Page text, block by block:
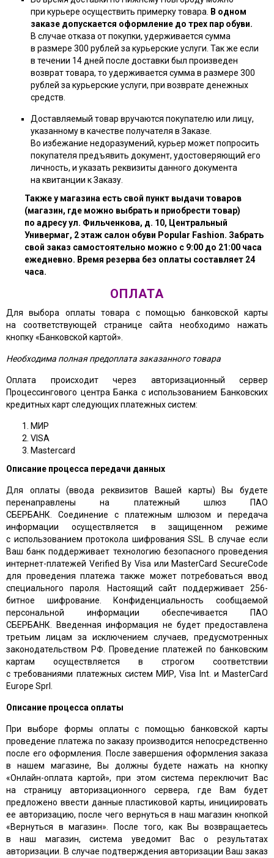
при курьере осуществить примерку товара.
В одном
заказе допускается оформление до трех пар обуви.
В случае отказа от покупки, удерживается сумма
в размере 300 рублей за курьерские услуги. Так же если
в течении 14 дней после доставки был произведен
возврат товара, то удерживается сумма в размере 300
рублей за курьерские услуги, при возврате денежных
средств.
Доставляемый товар вручаются покупателю или лицу,
указанному в качестве получателя в Заказе.
Во избежание недоразумений, курьер может попросить
покупателя предъявить документ, удостоверяющий его
личность, и указать реквизиты данного документа
на квитанции к Заказу.
Также у магазина есть свой пункт выдачи товаров
(магазин, где можно выбрать и приобрести товар)
по адресу ул. Фильченкова, д. 10, Центральный
Универмаг, 2 этаж салон обуви Popular Fashion. Забрать
свой заказ самостоятельно можно с 9:00 до 21:00 часа
ежедневно. Время резерва без оплаты составляет 24
часа.
ОПЛАТА
Для выбора оплаты товара с помощью банковской карты
на соответствующей странице сайта необходимо нажать
кнопку «Банковской картой».
Необходима полная предоплата заказанного товара
Оплата происходит через авторизационный сервер
Процессингового центра Банка с использованием Банковских
кредитных карт следующих платежных систем:
МИР
VISA
Mastercard
Описание процесса передачи данных
Для оплаты (ввода реквизитов Вашей карты) Вы будете
перенаправлены на платежный шлюз ПАО
СБЕРБАНК. Соединение с платежным шлюзом и передача
информации осуществляется в защищенном режиме
с использованием протокола шифрования SSL. В случае если
Ваш банк поддерживает технологию безопасного проведения
интернет-платежей Verified By Visa или MasterCard SecureCode
для проведения платежа также может потребоваться ввод
специального пароля. Настоящий сайт поддерживает 256-
битное шифрование. Конфиденциальность сообщаемой
персональной информации обеспечивается ПАО
СБЕРБАНК. Введенная информация не будет предоставлена
третьим лицам за исключением случаев, предусмотренных
законодательством РФ. Проведение платежей по банковским
картам осуществляется в строгом соответствии
с требованиями платежных систем МИР, Visa Int. и MasterCard
Europe Sprl.
Описание процессa оплаты
При выборе формы оплаты с помощью банковской карты
проведение платежа по заказу производится непосредственно
после его оформления. После завершения оформления заказа
в нашем магазине, Вы должны будете нажать на кнопку
«Онлайн-оплата картой», при этом система переключит Вас
на страницу авторизационного сервера, где Вам будет
предложено ввести данные пластиковой карты, инициировать
ее авторизацию, после чего вернуться в наш магазин кнопкой
«Вернуться в магазин». После того, как Вы возвращаетесь
в наш магазин, система уведомит Вас о результатах
авторизации. В случае подтверждения авторизации Ваш заказ